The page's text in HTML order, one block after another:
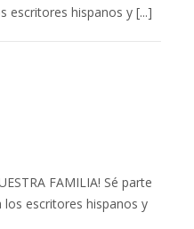
escritores hispanos y [...]
FAMILIA! Sé parte
escritores hispanos y